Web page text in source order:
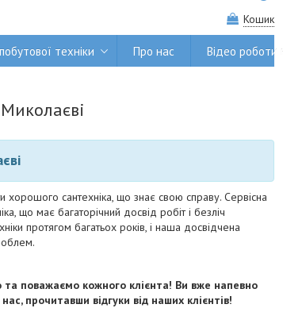
Кошик
техніки Про нас Відео роботи
хорошого сантехніка, що знає свою справу. Сервісна
що має багаторічний досвід робіт і безліч
протягом багатьох років, і наша досвідчена
та поважаємо кожного клієнта! Ви вже напевно
прочитавши відгуки від наших клієнтів!